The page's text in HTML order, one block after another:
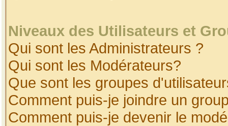
Niveaux des Utilisateurs et
Qui sont les Administrateurs ?
Qui sont les Modérateurs?
Que sont les groupes
Comment puis-je joindre un
Comment puis-je devenir le